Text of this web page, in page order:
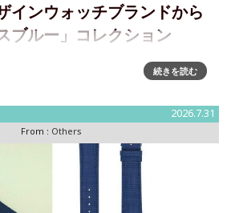
インウォッチブランドから
ブルー」コレクション
氷河が織りなす繊細なアイスブルーをま
ッチが登場A quiet and beautiful color
続きを読む
2026.7.31
From : Others